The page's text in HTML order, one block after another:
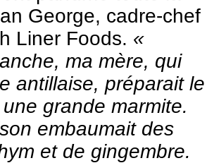
George, cadre-chef
Liner Foods. «
ma mère, qui
antillaise, préparait le
grande marmite.
embaumait des
et de gingembre.